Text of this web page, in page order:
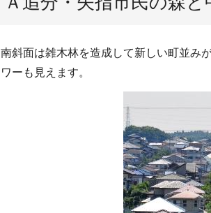
斜面は雑木林を造成して新しい町並み
ーも見えます。